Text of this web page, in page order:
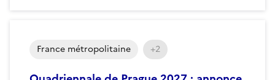
France métropolitaine +2